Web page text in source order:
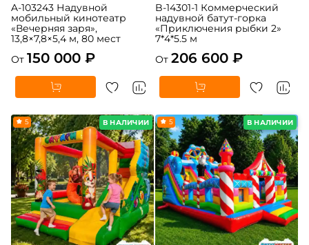
A-103243 Надувной
мобильный кинотеатр
«Вечерняя заря»,
13,8×7,8×5,4 м, 80 мест
От 150 000 ₽
B-14301-1 Коммерческий
надувной батут-горка
«Приключения рыбки 2»
7*4*5.5 м
От 206 600 ₽
В НАЛИЧИИ
5 В НАЛИЧИИ
5